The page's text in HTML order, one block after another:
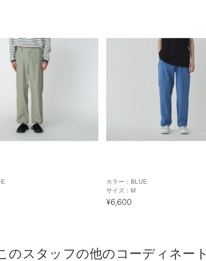
カラー： BLUE
サイズ： M
¥6,600
のスタッフの他のコーディネート